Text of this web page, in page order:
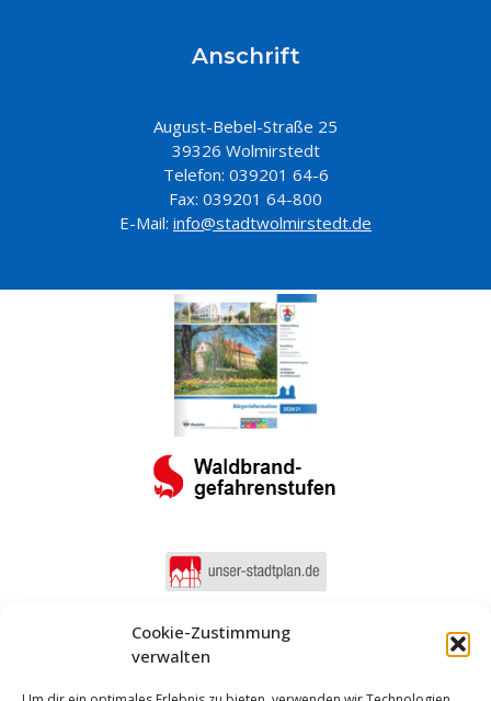
Cookie-Zustimmung
verwalten
Anschrift
August-Bebel-Straße 25
39326 Wolmirstedt
Telefon: 039201 64-6
Fax: 039201 64-800
E-Mail: info@stadtwolmirstedt.de